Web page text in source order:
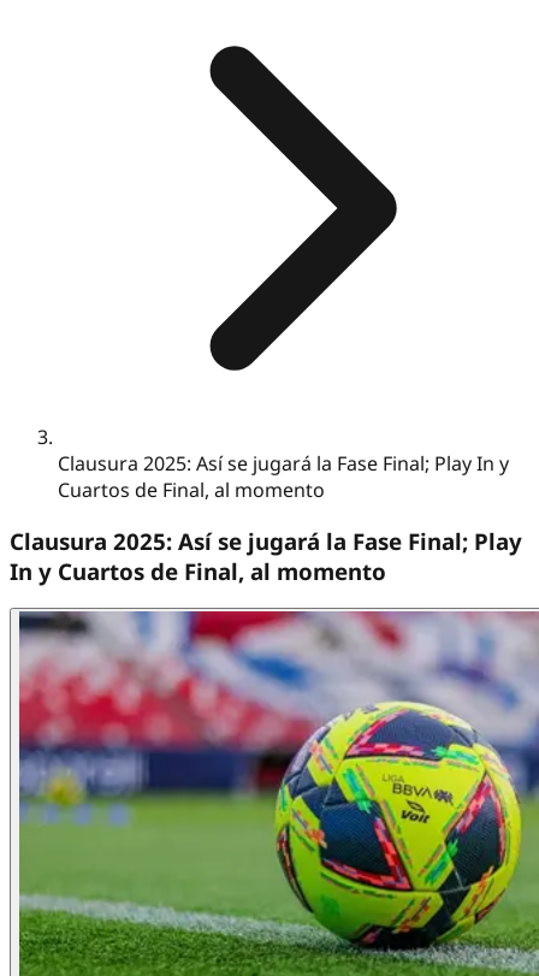
Clausura 2025: Así se jugará la Fase Final; Play In y
Cuartos de Final, al momento
Clausura 2025: Así se jugará la Fase Final; Play
In y Cuartos de Final, al momento